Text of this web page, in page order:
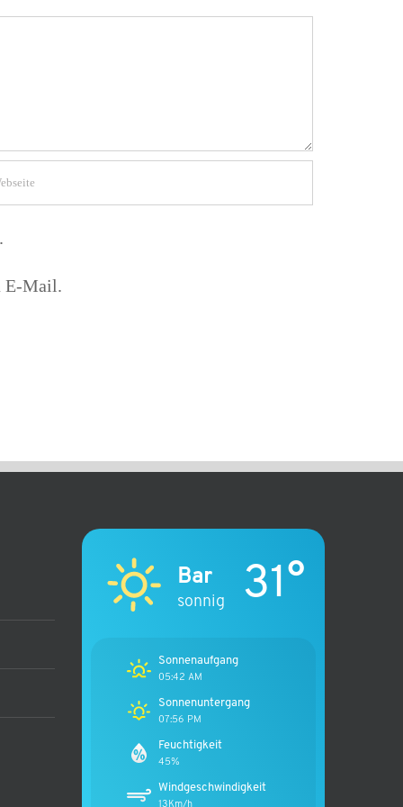
E-Mail.
Bar
sonnig 31°
Sonnenaufgang
05:42 AM
Sonnenuntergang
07:56 PM
Feuchtigkeit
45%
Windgeschwindigkeit
13Km/h